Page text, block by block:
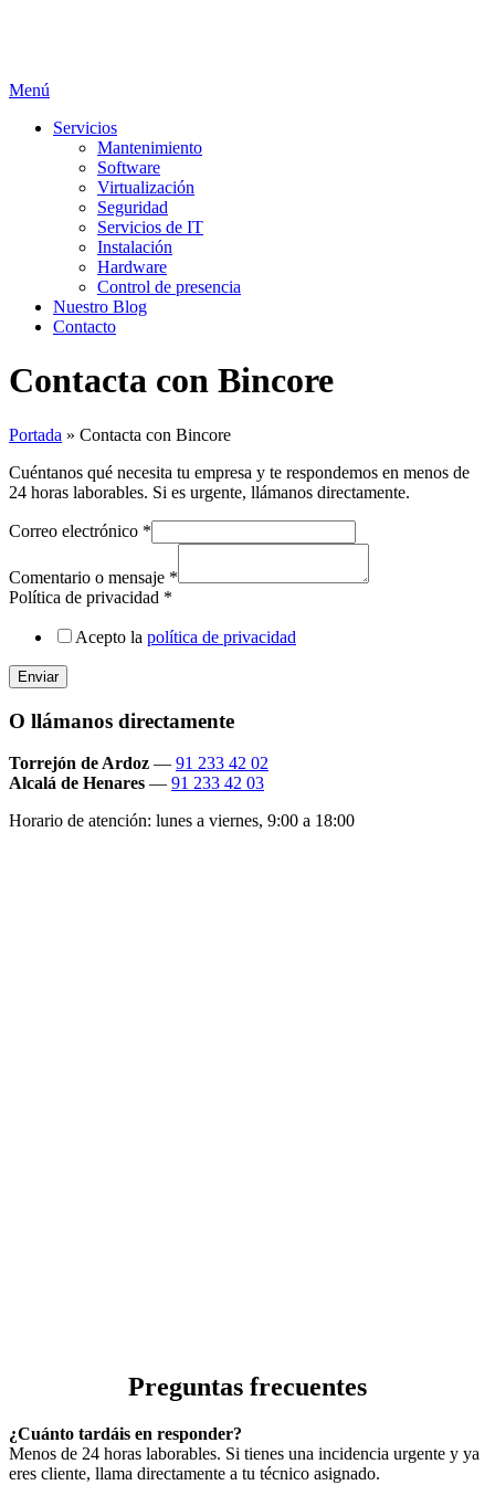
Menú
Servicios
Mantenimiento
Software
Virtualización
Seguridad
Servicios de IT
Instalación
Hardware
Control de presencia
Nuestro Blog
Contacto
Contacta con Bincore
Portada » Contacta con Bincore
Cuéntanos qué necesita tu empresa y te respondemos en menos de
24 horas laborables. Si es urgente, llámanos directamente.
Correo electrónico *
Comentario o mensaje *
Política de privacidad *
Acepto la política de privacidad
Enviar
O llámanos directamente
Torrejón de Ardoz — 91 233 42 02
Alcalá de Henares — 91 233 42 03
Horario de atención: lunes a viernes, 9:00 a 18:00
Preguntas frecuentes
¿Cuánto tardáis en responder?
Menos de 24 horas laborables. Si tienes una incidencia urgente y ya
eres cliente, llama directamente a tu técnico asignado.